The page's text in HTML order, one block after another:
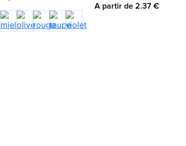
A partir de 2.37 €